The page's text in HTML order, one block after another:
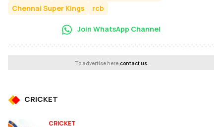
Chennai Super Kings
rcb
Join WhatsApp Channel
To advertise here,contact us
CRICKET
CRICKET